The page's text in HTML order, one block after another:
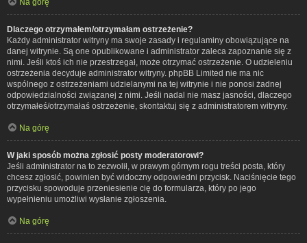
Dlaczego otrzymałem/otrzymałam ostrzeżenie?
Każdy administrator witryny ma swoje zasady i regulaminy obowiązujące na
danej witrynie. Są one opublikowane i administrator zaleca zapoznanie się z
nimi. Jeśli ktoś ich nie przestrzegał, może otrzymać ostrzeżenie. O udzieleniu
ostrzeżenia decyduje administrator witryny. phpBB Limited nie ma nic
wspólnego z ostrzeżeniami udzielanymi na tej witrynie i nie ponosi żadnej
odpowiedzialności związanej z nimi. Jeśli nadal nie masz jasności, dlaczego
otrzymałeś/otrzymałaś ostrzeżenie, skontaktuj się z administratorem witryny.
Na górę
W jaki sposób można zgłosić posty moderatorowi?
Jeśli administrator na to zezwolił, w prawym górnym rogu treści posta, który
chcesz zgłosić, powinien być widoczny odpowiedni przycisk. Naciśnięcie tego
przycisku spowoduje przeniesienie cię do formularza, który po jego
wypełnieniu umożliwi wysłanie zgłoszenia.
Na górę